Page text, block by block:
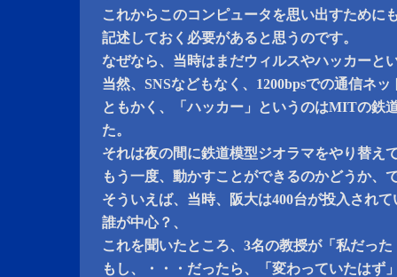
これからこのコンピュータを思い出すために
記述しておく必要があると思うのです。
なぜなら、当時はまだウィルスやハッカーと
当然、SNSなどもなく、1200bpsでの通信ネ
ともかく、「ハッカー」というのはMITの鉄
た。
それは夜の間に鉄道模型ジオラマをやり替え
もう一度、動かすことができるのかどうか、
そういえば、当時、阪大は400台が投入され
誰が中心？、
これを聞いたところ、3名の教授が「私だっ
もし、・・・だったら、「変わっていたはず